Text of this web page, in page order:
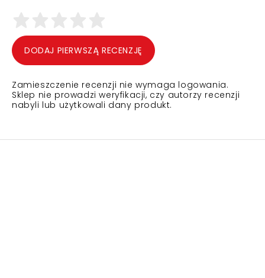
DODAJ PIERWSZĄ RECENZJĘ
Zamieszczenie recenzji nie wymaga logowania.
Sklep nie prowadzi weryfikacji, czy autorzy recenzji
nabyli lub użytkowali dany produkt.